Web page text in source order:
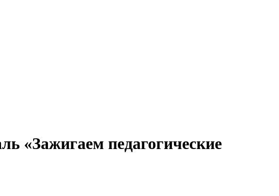
«Зажигаем педагогические